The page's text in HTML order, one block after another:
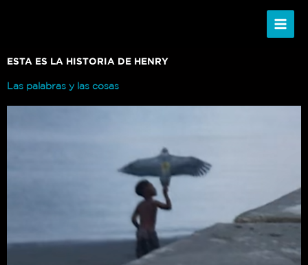
ESTA ES LA HISTORIA DE HENRY
Las palabras y las cosas